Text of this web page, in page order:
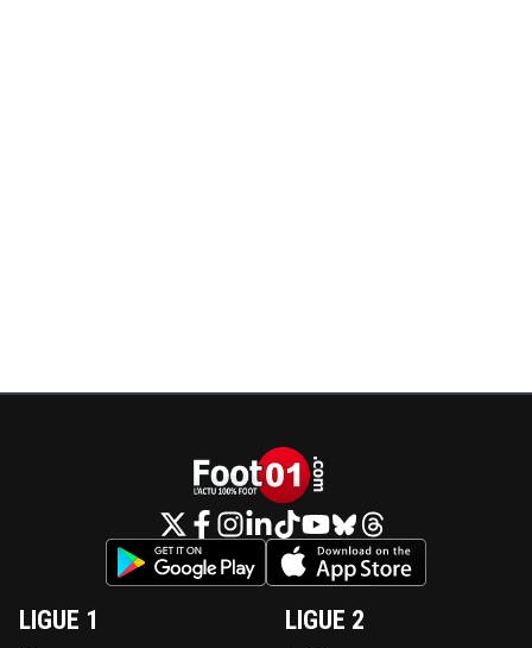
LIGUE 1 LIGUE 2